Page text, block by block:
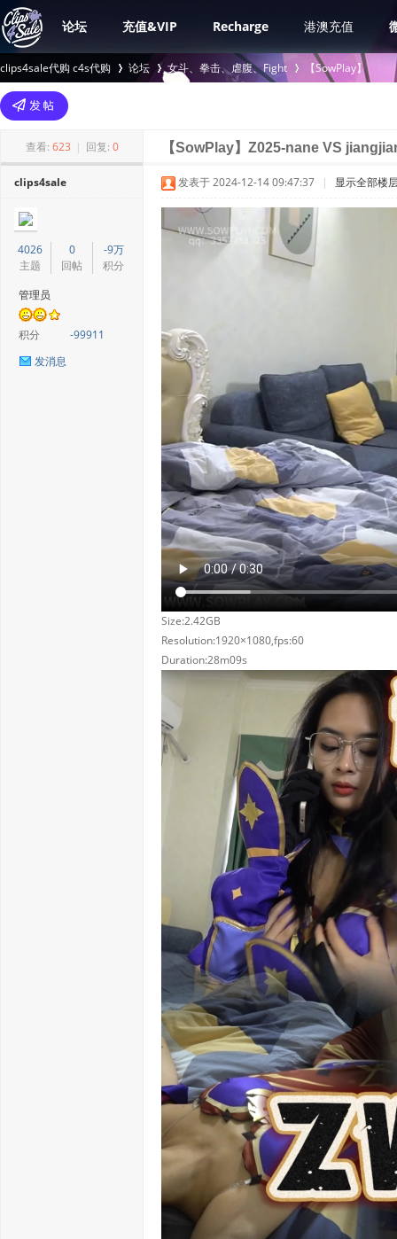
论坛 充值&VIP Recharge 港澳充值
clips4sale代购 c4s代购
>
论坛 女斗、拳击、虐腹、Fight
›
【SowPlay】
查看: 623 | 回复: 0 【SowPlay】Z025-nane VS
clips4sale
4026
主题
0
回帖
-9万
积分
管理员
积分
-99911
发消息
发表于 2024-12-14 09:47:37 | 显示全部楼
Size:2.42GB
Resolution:1920×1080,fps:60
Duration:28m09s